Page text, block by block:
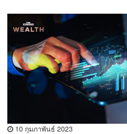
10 กุมภาพันธ์ 2023